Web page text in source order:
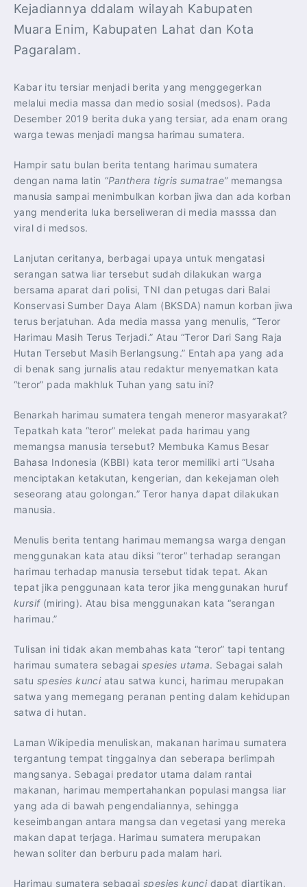
Kejadiannya ddalam wilayah Kabupaten
Muara Enim, Kabupaten Lahat dan Kota
Pagaralam.
Kabar itu tersiar menjadi berita yang menggegerkan
melalui media massa dan medio sosial (medsos). Pada
Desember 2019 berita duka yang tersiar, ada enam orang
warga tewas menjadi mangsa harimau sumatera.
Hampir satu bulan berita tentang harimau sumatera
dengan nama latin “Panthera tigris sumatrae”memangsa
manusia sampai menimbulkan korban jiwa dan ada korban
yang menderita luka berseliweran di media masssa dan
viral di medsos.
Lanjutan ceritanya, berbagai upaya untuk mengatasi
serangan satwa liar tersebut sudah dilakukan warga
bersama aparat dari polisi, TNI dan petugas dari Balai
Konservasi Sumber Daya Alam (BKSDA) namun korban jiwa
terus berjatuhan. Ada media massa yang menulis, “Teror
Harimau Masih Terus Terjadi.” Atau “Teror Dari Sang Raja
Hutan Tersebut Masih Berlangsung.” Entah apa yang ada
di benak sang jurnalis atau redaktur menyematkan kata
“teror” pada makhluk Tuhan yang satu ini?
Benarkah harimau sumatera tengah meneror masyarakat?
Tepatkah kata “teror” melekat pada harimau yang
memangsa manusia tersebut? Membuka Kamus Besar
Bahasa Indonesia (KBBI) kata teror memiliki arti “Usaha
menciptakan ketakutan, kengerian, dan kekejaman oleh
seseorang atau golongan.” Teror hanya dapat dilakukan
manusia.
Menulis berita tentang harimau memangsa warga dengan
menggunakan kata atau diksi “teror” terhadap serangan
harimau terhadap manusia tersebut tidak tepat. Akan
tepat jika penggunaan kata teror jika menggunakan huruf
kursif(miring). Atau bisa menggunakan kata “serangan
harimau.”
Tulisan ini tidak akan membahas kata “teror” tapi tentang
harimau sumatera sebagai spesies utama. Sebagai salah
satu spesies kunciatau satwa kunci, harimau merupakan
satwa yang memegang peranan penting dalam kehidupan
satwa di hutan.
Laman Wikipedia menuliskan, makanan harimau sumatera
tergantung tempat tinggalnya dan seberapa berlimpah
mangsanya. Sebagai predator utama dalam rantai
makanan, harimau mempertahankan populasi mangsa liar
yang ada di bawah pengendaliannya, sehingga
keseimbangan antara mangsa dan vegetasi yang mereka
makan dapat terjaga. Harimau sumatera merupakan
hewan soliter dan berburu pada malam hari.
Harimau sumatera sebagai spesies kuncidapat diartikan,